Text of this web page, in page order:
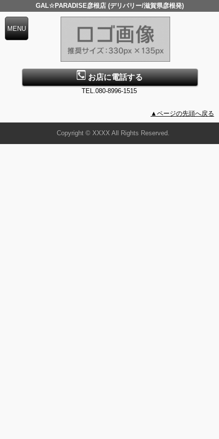
GAL☆PARADISE彦根店 (デリバリー/滋賀県彦根発)
お店に電話する
TEL.080-8996-1515
▲ページの先頭へ戻る
Copyright © XXXX All Rights Reserved.